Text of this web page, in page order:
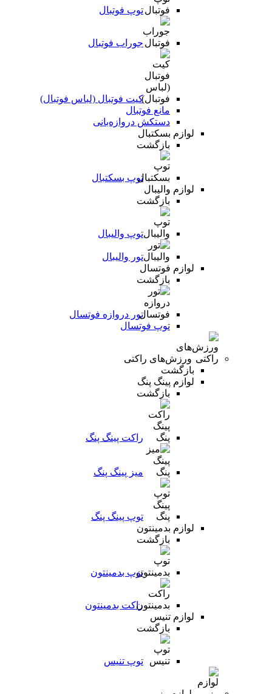
توپ فوتبال
جوراب فوتبال
کیت فوتبال (لباس فوتبال)
مانع فوتبال
دستکش دروازه‌بانی
لوازم بسکتبال
بازگشت
توپ بسکتبال
لوازم والیبال
بازگشت
توپ والیبال
تور والیبال
لوازم فوتسال
بازگشت
تور دروازه فوتسال
توپ فوتسال
ورزش‌های راکتی
بازگشت
لوازم پینگ پنگ
بازگشت
راکت پینگ پنگ
میز پینگ پنگ
توپ پینگ پنگ
لوازم بدمینتون
بازگشت
توپ بدمینتون
راکت بدمینتون
لوازم تنیس
بازگشت
توپ تنیس